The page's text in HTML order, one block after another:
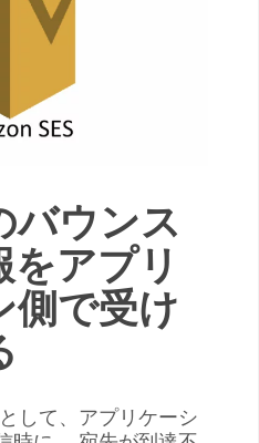
バウンス
アプリ
側で受け
して、アプリケーシ